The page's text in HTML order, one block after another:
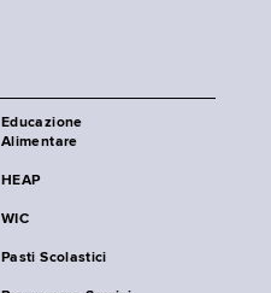
Educazione
Alimentare
HEAP
WIC
Pasti Scolastici